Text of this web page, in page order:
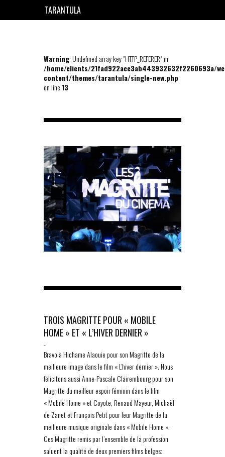
TARANTULA
Warning: Undefined array key "HTTP_REFERER" in
/home/clients/21fad922ace3ab443932632f2260693a/
content/themes/tarantula/single-new.php
on line13
TROIS MAGRITTE POUR « MOBILE
HOME » ET « L’HIVER DERNIER »
-
Bravo à Hichame Alaouie pour son Magritte de la
meilleure image dans le film « L’hiver dernier ». Nous
félicitons aussi Anne-Pascale Clairembourg pour son
Magritte du meilleur espoir féminin dans le film
« Mobile Home » et Coyote, Renaud Mayeur, Michaël
de Zanet et François Petit pour leur Magritte de la
meilleure musique originale dans « Mobile Home ».
Ces Magritte remis par l’ensemble de la profession
saluent la qualité de deux premiers films belges: